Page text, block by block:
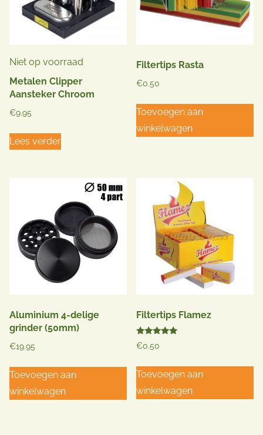
Niet op voorraad
Metalen Clipper
Aansteker Chroom
€9.95
Lees verder
Filtertips Rasta
€0.50
Toevoegen aan
winkelwagen
Aluminium 4-delige
grinder (50mm)
€19.95
Toevoegen aan
winkelwagen
Filtertips Flamez
Gewaardeerd
5.00
€0.50
Toevoegen aan
winkelwagen